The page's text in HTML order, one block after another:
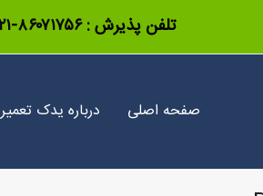
تلفن پذیرش :۸۶۰۷۱۷۵۶-۰۲۱
صفحه اصلی درباره یدک تعمیر